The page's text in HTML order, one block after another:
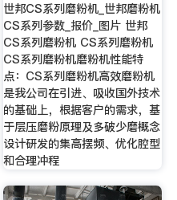
世邦CS系列磨粉机_世邦磨粉机
CS系列参数_报价_图片 世邦
CS系列磨粉机 CS系列磨粉机
CS系列磨粉机磨粉机性能特
点：CS系列磨粉机高效磨粉机
是我公司在引进、吸收国外技术
的基础上，根据客户的需求，基
于层压磨粉原理及多破少磨概念
设计研发的集高摆频、优化腔型
和合理冲程